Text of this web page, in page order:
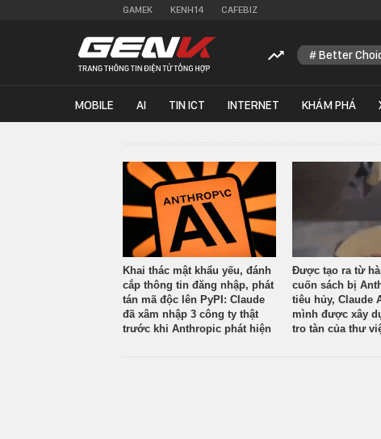
GAMEK KENH14 CAFEBIZ
Better
MOBILE AI TIN ICT INTERNET KHÁM PHÁ
Khai thác mật khẩu yếu, đánh
cắp thông tin đăng nhập, phát
tán mã độc lên PyPI: Claude
đã xâm nhập 3 công ty thật
trước khi Anthropic phát hiện
Được tạo ra từ
cuốn sách bị
tiêu hủy, Claude
mình được xây
tro tàn của thư